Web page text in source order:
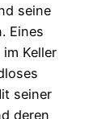
seine
Eines
Keller
seiner
deren